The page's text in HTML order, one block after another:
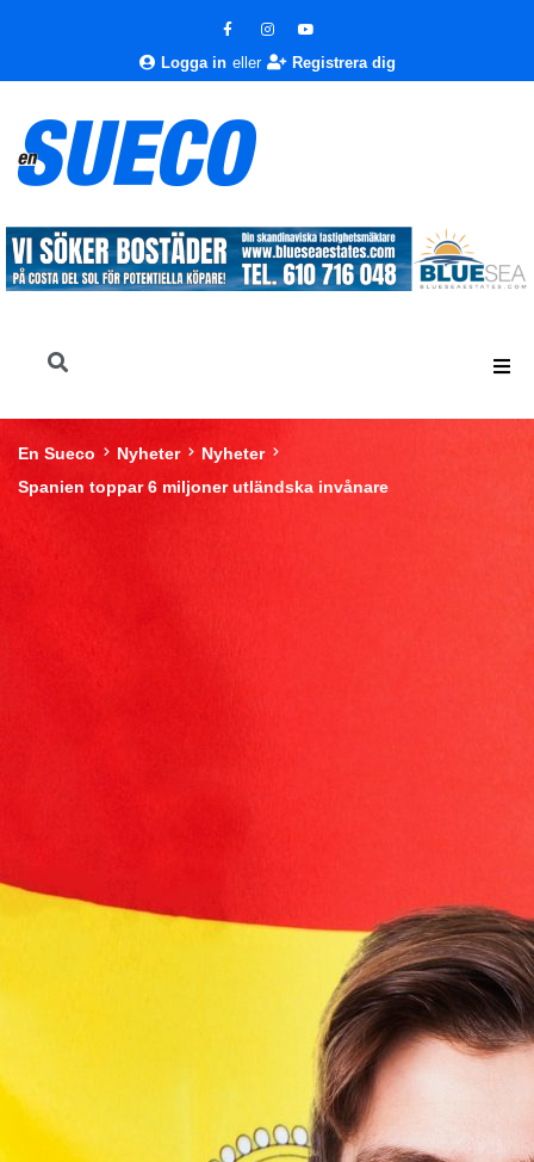
Logga in eller Registrera dig
En Sueco Nyheter
Nyheter
Spanien toppar 6 miljoner utländska invånare